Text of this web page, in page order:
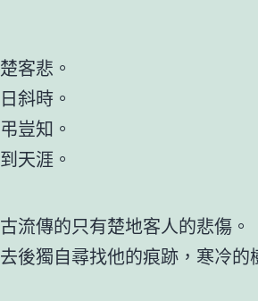
客悲。
斜時。
豈知。
天涯。
流傳的只有楚地客人的悲傷。
後獨自尋找他的痕跡，寒冷的